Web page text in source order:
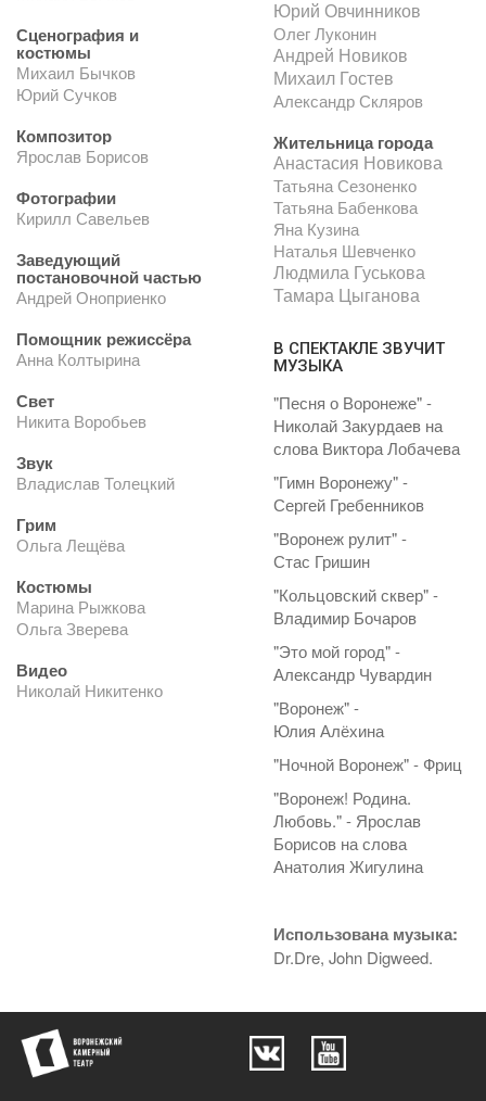
Сценография и
костюмы
Михаил Бычков
Юрий Сучков
Композитор
Ярослав Борисов
Фотографии
Кирилл Савельев
Заведующий
постановочной частью
Андрей Оноприенко
Помощник режиссёра
Анна Колтырина
Свет
Никита Воробьев
Звук
Владислав Толецкий
Грим
Ольга Лещёва
Костюмы
Марина Рыжкова
Ольга Зверева
Видео
Николай Никитенко
Юрий Овчинников
Олег Луконин
Андрей Новиков
Михаил Гостев
Александр Скляров
Жительница города
Анастасия Новикова
Татьяна Сезоненко
Татьяна Бабенкова
Яна Кузина
Наталья Шевченко
Людмила Гуськова
Тамара Цыганова
В СПЕКТАКЛЕ ЗВУЧИТ
МУЗЫКА
"Песня о Воронеже" -
Николай Закурдаев на
слова Виктора Лобачева
"Гимн Воронежу" -
Сергей Гребенников
"Воронеж рулит" -
Стас Гришин
"Кольцовский сквер" -
Владимир Бочаров
"Это мой город" -
Александр Чувардин
"Воронеж" -
Юлия Алёхина
"Ночной Воронеж" - Фриц
"Воронеж! Родина.
Любовь." - Ярослав
Борисов на слова
Анатолия Жигулина
Использована музыка:
Dr.Dre, John Digweed.